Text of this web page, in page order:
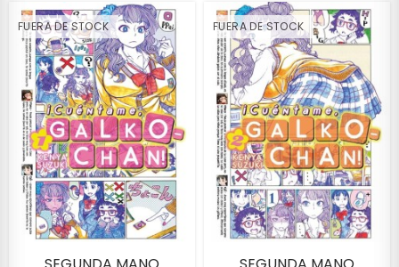
FUERA DE STOCK FUERA DE STOCK